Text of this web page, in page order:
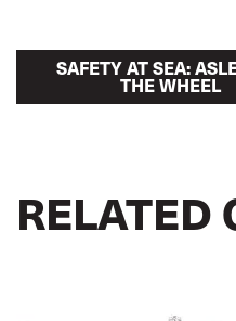
SAFETY AT SEA:
THE WHEEL
RELATED